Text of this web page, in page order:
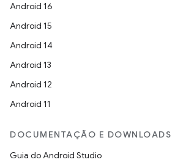
Android 16
Android 15
Android 14
Android 13
Android 12
Android 11
DOCUMENTAÇÃO E DOWNLOADS
Guia do Android Studio